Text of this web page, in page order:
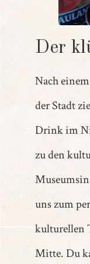
Der
Nach
der Stadt
Drink im
zu den
uns zum
kulturellen
Mitte. Du